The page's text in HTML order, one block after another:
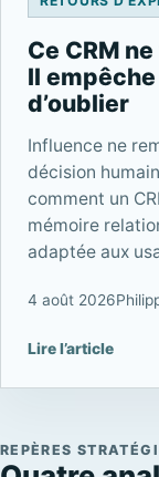
Ce CRM
Il
d’oublier
Influence ne
décision
comment un
mémoire
adaptée aux
4 août 2026
Lire l’article
REPÈRES